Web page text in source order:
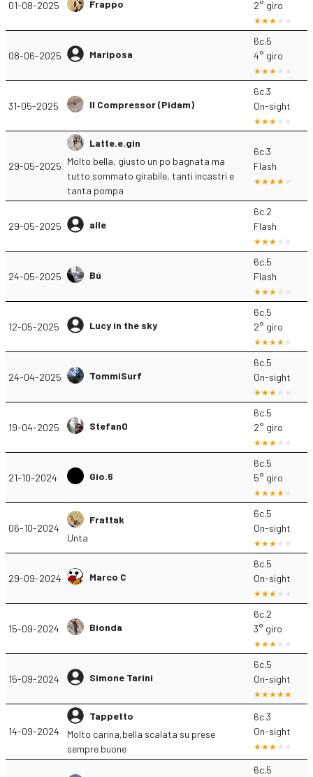
01-08-2025 Frappo
2° giro
08-06-2025 Mariposa
6c.5
4° giro
31-05-2025 Il Compressor (Pidam)
6c.3
On-sight
29-05-2025
Latte.e.gin
Molto bella, giusto un po bagnata ma
tutto sommato girabile, tanti incastri e
tanta pompa
6c.3
Flash
29-05-2025 alle
6c.2
Flash
24-05-2025 Bú
6c.5
Flash
12-05-2025 Lucy in the sky
6c.5
2° giro
24-04-2025 TommiSurf
6c.5
On-sight
19-04-2025 Stefan0
6c.5
2° giro
21-10-2024 Gio.6
6c.5
5° giro
06-10-2024
Frattak
Unta
6c.5
On-sight
29-09-2024 Marco C
6c.5
On-sight
15-09-2024 Bionda
6c.2
3° giro
15-09-2024 Simone Tarini
6c.5
On-sight
14-09-2024
Tappetto
Molto carina,bella scalata su prese
sempre buone
6c.3
On-sight
6c.5